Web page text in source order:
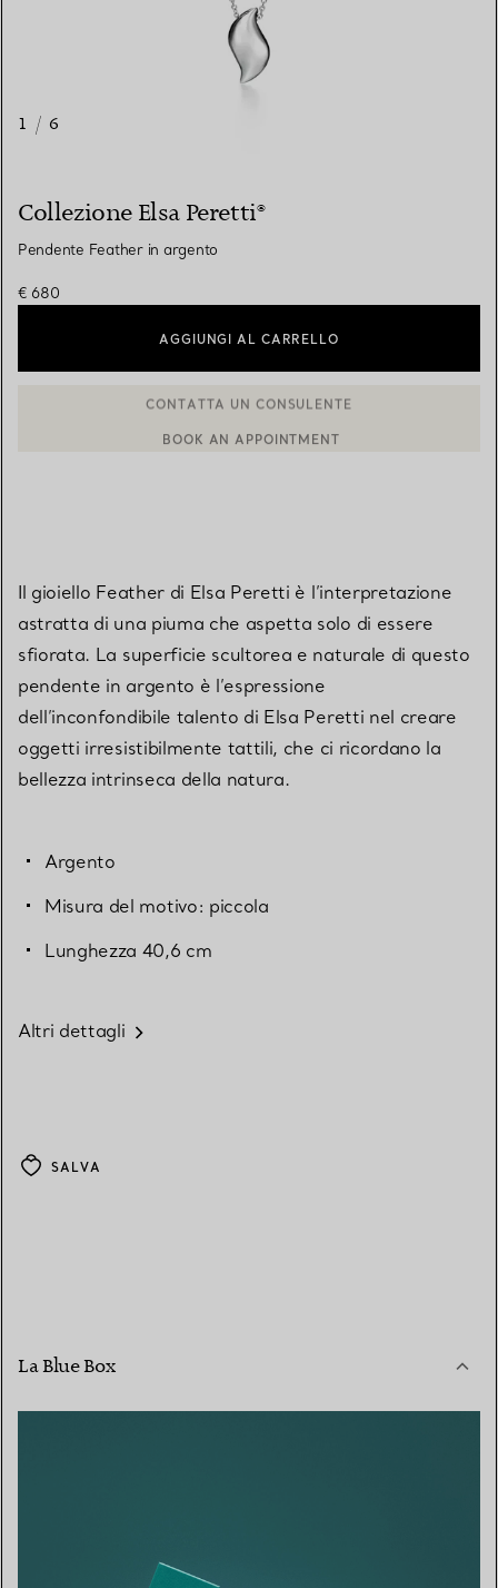
1 / 6
Collezione Elsa Peretti®
Pendente Feather in argento
€ 680
AGGIUNGI AL CARRELLO
Il gioiello Feather di Elsa Peretti è l’interpretazione
astratta di una piuma che aspetta solo di essere
sfiorata. La superficie scultorea e naturale di questo
pendente in argento è l’espressione
dell’inconfondibile talento di Elsa Peretti nel creare
oggetti irresistibilmente tattili, che ci ricordano la
bellezza intrinseca della natura.
Argento
Misura del motivo: piccola
Lunghezza 40,6 cm
Altri dettagli
SALVA
La Blue Box